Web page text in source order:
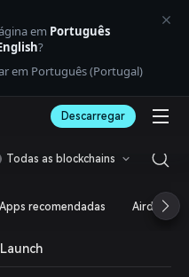
em Português
?
em Português (Portugal)
Descarregar
Todas as blockchains
recomendadas Airdrop